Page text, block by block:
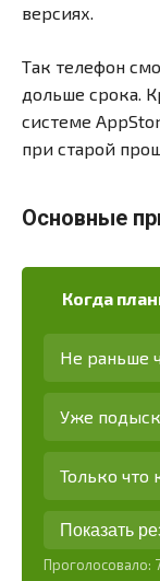
версиях.
Так телефон
дольше срока.
системе
при старой
Основные
Когда
Не раньше
Уже
Только что
Показать
Проголосовало: